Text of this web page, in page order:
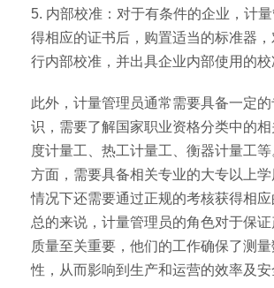
5. 内部校准：对于有条件的企业，计
得相应的证书后，购置适当的标准器
行内部校准，并出具企业内部使用的校
此外，计量管理员通常需要具备一定
识，需要了解国家职业资格分类中的
度计量工、热工计量工、衡器计量工
方面，需要具备相关专业的大专以上
情况下还需要通过正规的考核获得相应
总的来说，计量管理员的角色对于保
质量至关重要，他们的工作确保了测
性，从而影响到生产和运营的效率及安